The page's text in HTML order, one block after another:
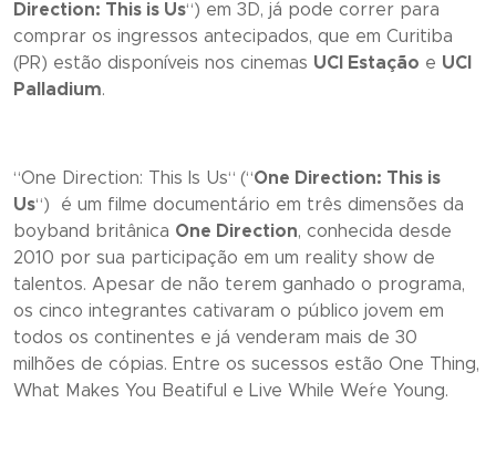
Direction: This is Us“) em 3D, já pode correr para
comprar os ingressos antecipados, que em Curitiba
(PR) estão disponíveis nos cinemas UCI Estação e UCI
Palladium.
“One Direction: This Is Us“ (“One Direction: This is
Us“) é um filme documentário em três dimensões da
boyband britânica One Direction, conhecida desde
2010 por sua participação em um reality show de
talentos. Apesar de não terem ganhado o programa,
os cinco integrantes cativaram o público jovem em
todos os continentes e já venderam mais de 30
milhões de cópias. Entre os sucessos estão One Thing,
What Makes You Beatiful
e Live While We´re Young.